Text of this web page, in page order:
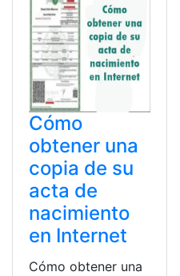
Cómo
obtener una
copia de su
acta de
nacimiento
en Internet
Cómo obtener una